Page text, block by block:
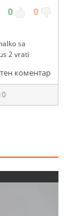
0 0
sa
2 vrati
коментар